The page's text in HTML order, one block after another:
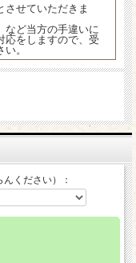
させていただきま
など当方の手違いに
応をしますので、受
。
ください）：